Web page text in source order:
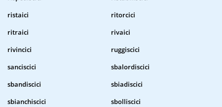
ristaici
ritorcici
ritraici
rivaici
rivincici
ruggiscici
sanciscici
sbalordiscici
sbandiscici
sbiadiscici
sbianchiscici
sbolliscici